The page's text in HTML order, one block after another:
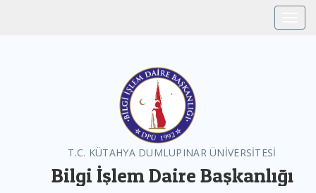
T.C. KÜTAHYA DUMLUPINAR ÜNİVERSİTESİ
Bilgi İşlem Daire Başkanlığı